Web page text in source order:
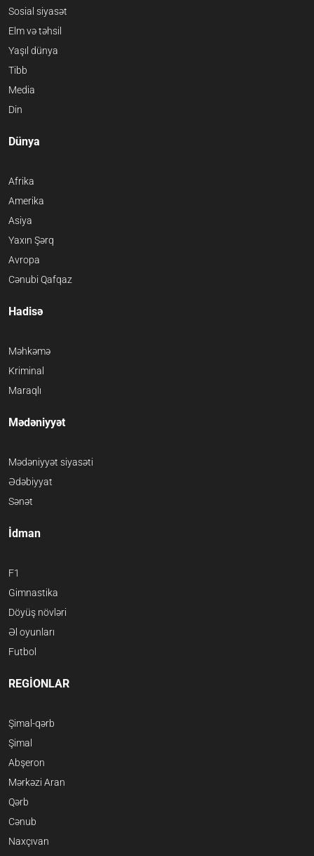
Sosial siyasət
Elm və təhsil
Yaşıl dünya
Tibb
Media
Din
Dünya
Afrika
Amerika
Asiya
Yaxın Şərq
Avropa
Cənubi Qafqaz
Hadisə
Məhkəmə
Kriminal
Maraqlı
Mədəniyyət
Mədəniyyət siyasəti
Ədəbiyyat
Sənət
İdman
F1
Gimnastika
Döyüş növləri
Əl oyunları
Futbol
REGİONLAR
Şimal-qərb
Şimal
Abşeron
Mərkəzi Aran
Qərb
Cənub
Naxçıvan